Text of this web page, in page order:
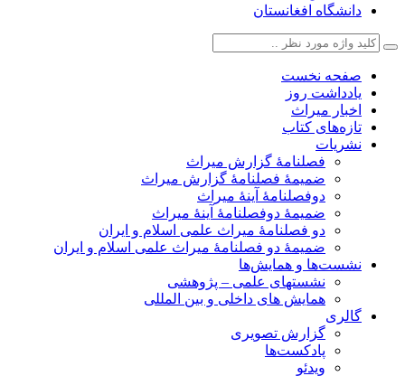
دانشگاه افغانستان
صفحه نخست
یادداشت روز
اخبار میراث
تازه‌های کتاب
نشریات
فصلنامۀ گزارش میراث
ضمیمۀ فصلنامۀ گزارش میراث
دوفصلنامۀ آینۀ میراث
ضمیمۀ دوفصلنامۀ آینۀ میراث
دو فصلنامۀ میراث علمی اسلام و ایران
ضمیمۀ دو فصلنامۀ میراث علمی اسلام و ایران
نشست‌ها و همایش‌ها
نشستهای علمی – پژوهشی
همایش های داخلی و بین المللی
گالری
گزارش تصویری
پادکست‌ها
ویدئو